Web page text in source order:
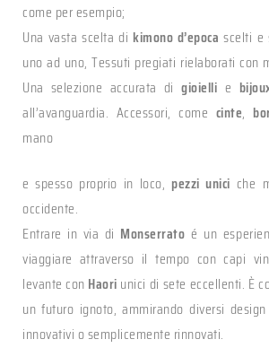
come per esempio;
Una vasta scelta di kimono d’epoca scelti e
uno ad uno, Tessuti pregiati rielaborati con
Una selezione accurata di gioielli e
all’avanguardia. Accessori, come cinte,
mano
e spesso proprio in loco, pezzi unici che
occidente.
Entrare in via di Monserrato é un
viaggiare attraverso il tempo con capi
levante con Haori unici di sete eccellenti. È
un futuro ignoto, ammirando diversi
innovativi o semplicemente rinnovati.